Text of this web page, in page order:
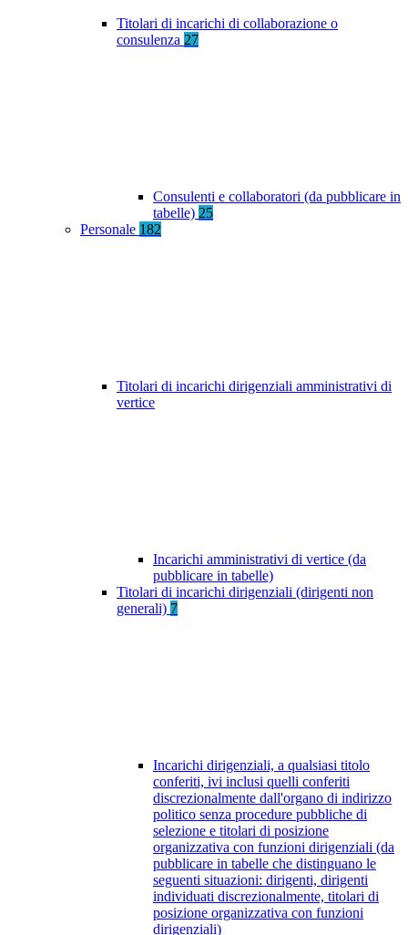
Titolari di incarichi di collaborazione o
consulenza 27
Consulenti e collaboratori (da pubblicare in
tabelle) 25
Personale 182
Titolari di incarichi dirigenziali amministrativi di
vertice
Incarichi amministrativi di vertice (da
pubblicare in tabelle)
Titolari di incarichi dirigenziali (dirigenti non
generali) 7
Incarichi dirigenziali, a qualsiasi titolo
conferiti, ivi inclusi quelli conferiti
discrezionalmente dall'organo di indirizzo
politico senza procedure pubbliche di
selezione e titolari di posizione
organizzativa con funzioni dirigenziali (da
pubblicare in tabelle che distinguano le
seguenti situazioni: dirigenti, dirigenti
individuati discrezionalmente, titolari di
posizione organizzativa con funzioni
dirigenziali)